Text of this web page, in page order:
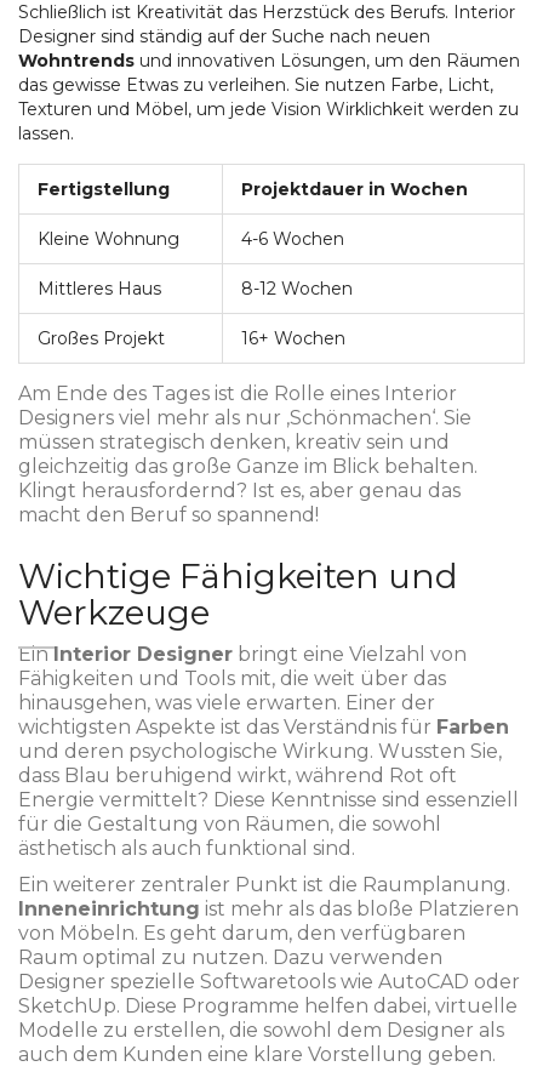
Schließlich ist Kreativität das Herzstück des Berufs. Interior
Designer sind ständig auf der Suche nach neuen
Wohntrends und innovativen Lösungen, um den Räumen
das gewisse Etwas zu verleihen. Sie nutzen Farbe, Licht,
Texturen und Möbel, um jede Vision Wirklichkeit werden zu
lassen.
Fertigstellung Projektdauer in Wochen
Kleine Wohnung 4-6 Wochen
Mittleres Haus 8-12 Wochen
Großes Projekt 16+ Wochen
Am Ende des Tages ist die Rolle eines Interior
Designers viel mehr als nur ‚Schönmachen‘. Sie
müssen strategisch denken, kreativ sein und
gleichzeitig das große Ganze im Blick behalten.
Klingt herausfordernd? Ist es, aber genau das
macht den Beruf so spannend!
Wichtige Fähigkeiten und
Werkzeuge
EinInterior Designer bringt eine Vielzahl von
Fähigkeiten und Tools mit, die weit über das
hinausgehen, was viele erwarten. Einer der
wichtigsten Aspekte ist das Verständnis für Farben
und deren psychologische Wirkung. Wussten Sie,
dass Blau beruhigend wirkt, während Rot oft
Energie vermittelt? Diese Kenntnisse sind essenziell
für die Gestaltung von Räumen, die sowohl
ästhetisch als auch funktional sind.
Ein weiterer zentraler Punkt ist die Raumplanung.
Inneneinrichtung ist mehr als das bloße Platzieren
von Möbeln. Es geht darum, den verfügbaren
Raum optimal zu nutzen. Dazu verwenden
Designer spezielle Softwaretools wie AutoCAD oder
SketchUp. Diese Programme helfen dabei, virtuelle
Modelle zu erstellen, die sowohl dem Designer als
auch dem Kunden eine klare Vorstellung geben.